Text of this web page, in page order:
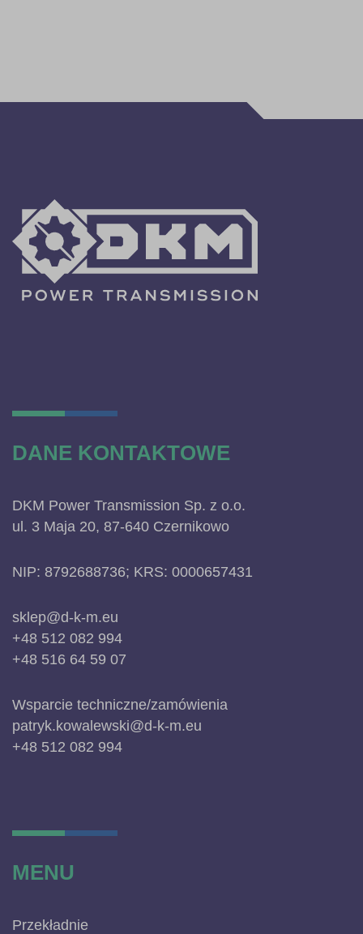
DANE KONTAKTOWE
DKM Power Transmission Sp. z o.o.
ul. 3 Maja 20, 87-640 Czernikowo
NIP: 8792688736; KRS: 0000657431
sklep@d-k-m.eu
+48 512 082 994
+48 516 64 59 07
Wsparcie techniczne/zamówienia
patryk.kowalewski@d-k-m.eu
+48 512 082 994
MENU
Przekładnie